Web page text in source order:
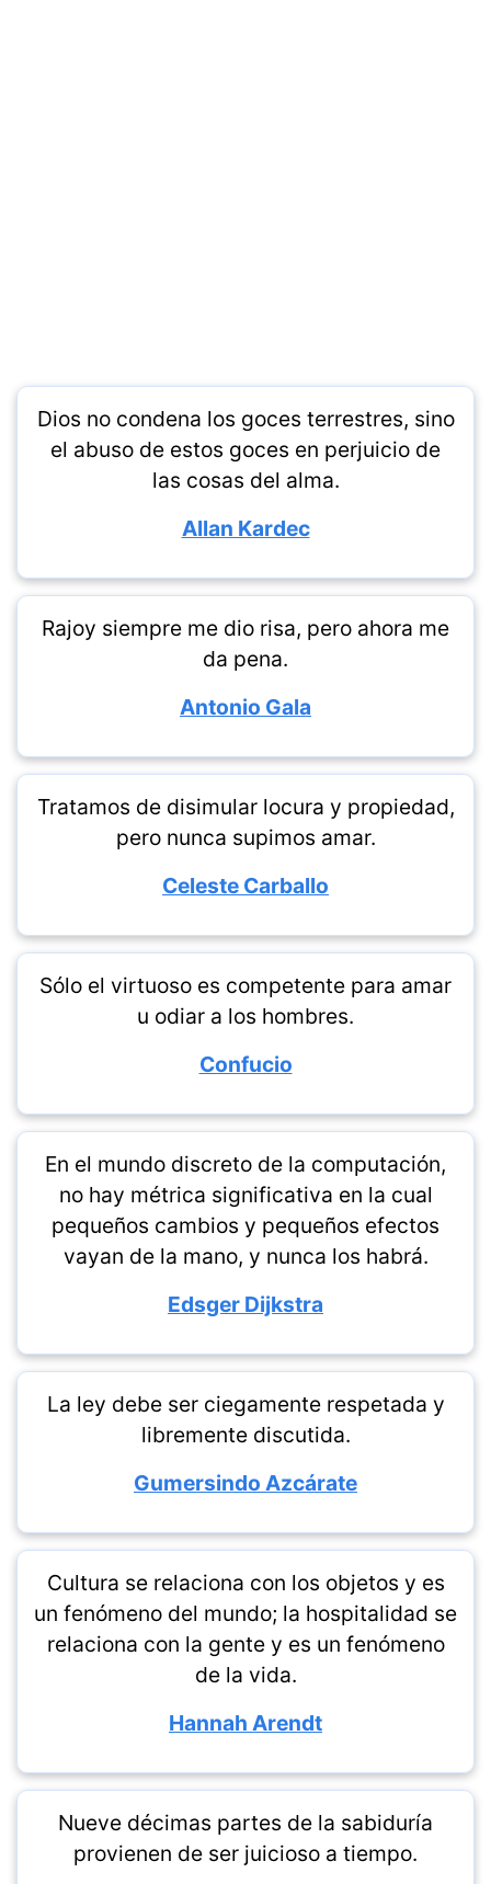
Dios no condena los goces terrestres, sino
el abuso de estos goces en perjuicio de
las cosas del alma.
Allan Kardec
Rajoy siempre me dio risa, pero ahora me
da pena.
Antonio Gala
Tratamos de disimular locura y propiedad,
pero nunca supimos amar.
Celeste Carballo
Sólo el virtuoso es competente para amar
u odiar a los hombres.
Confucio
En el mundo discreto de la computación,
no hay métrica significativa en la cual
pequeños cambios y pequeños efectos
vayan de la mano, y nunca los habrá.
Edsger Dijkstra
La ley debe ser ciegamente respetada y
libremente discutida.
Gumersindo Azcárate
Cultura se relaciona con los objetos y es
un fenómeno del mundo; la hospitalidad se
relaciona con la gente y es un fenómeno
de la vida.
Hannah Arendt
Nueve décimas partes de la sabiduría
provienen de ser juicioso a tiempo.